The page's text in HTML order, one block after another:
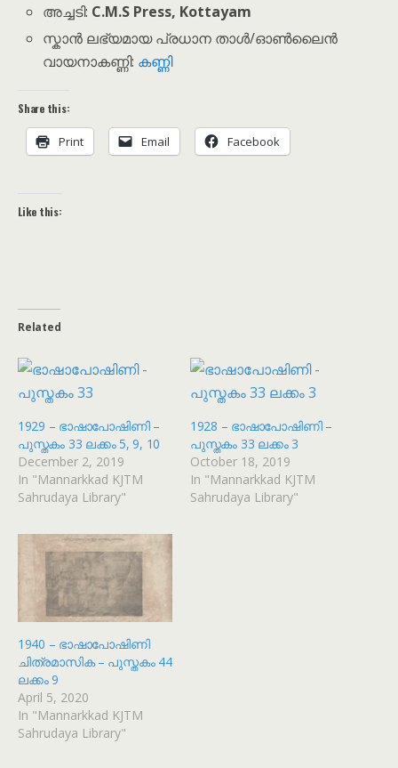
അച്ചടി: C.M.S Press, Kottayam
സ്കാൻ ലഭ്യമായ പ്രധാന താൾ/ഓൺലൈൻ
വായനാകണ്ണി: കണ്ണി
Share this:
Print Email Facebook
Like this:
Related
1929 – ഭാഷാപോഷിണി –
പുസ്തകം 33 ലക്കം 5, 9, 10
December 2, 2019
In "Mannarkkad KJTM
Sahrudaya Library"
1928 – ഭാഷാപോഷിണി –
പുസ്തകം 33 ലക്കം 3
October 18, 2019
In "Mannarkkad KJTM
Sahrudaya Library"
1940 – ഭാഷാപോഷിണി
ചിത്രമാസിക – പുസ്തകം 44
ലക്കം 9
April 5, 2020
In "Mannarkkad KJTM
Sahrudaya Library"